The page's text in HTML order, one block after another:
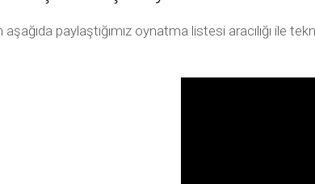
aşağıda paylaştığımız oynatma listesi aracılığı ile